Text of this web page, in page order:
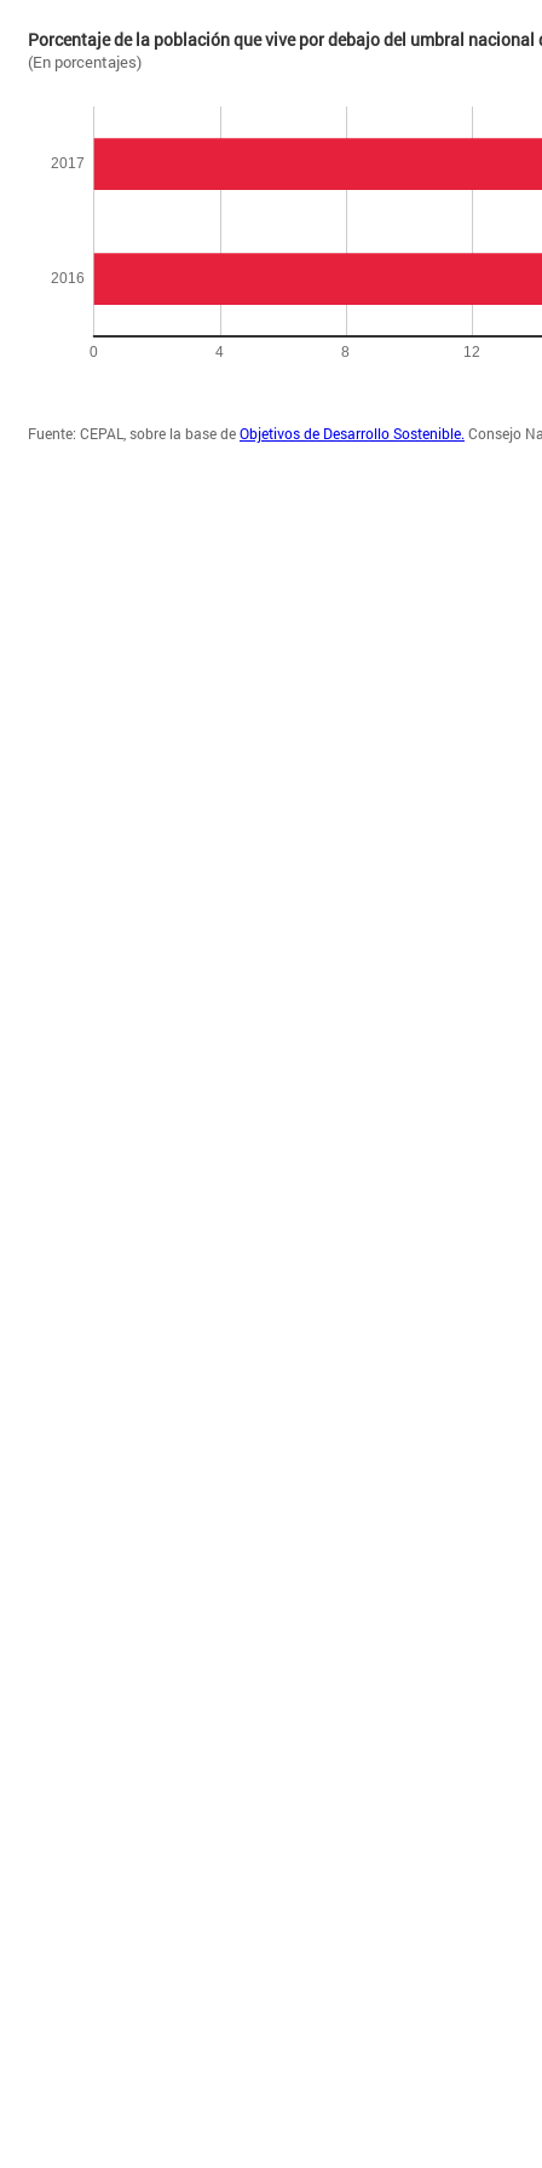
Porcentaje de la población que vive por debajo del umbral nacional
(En porcentajes)
Fuente: CEPAL, sobre la base deObjetivos de Desarrollo Sostenible. Consejo